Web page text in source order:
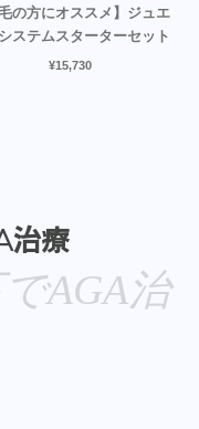
毛の方にオススメ】ジュエ
ステムスターターセット
¥15,730
治療
AGA治